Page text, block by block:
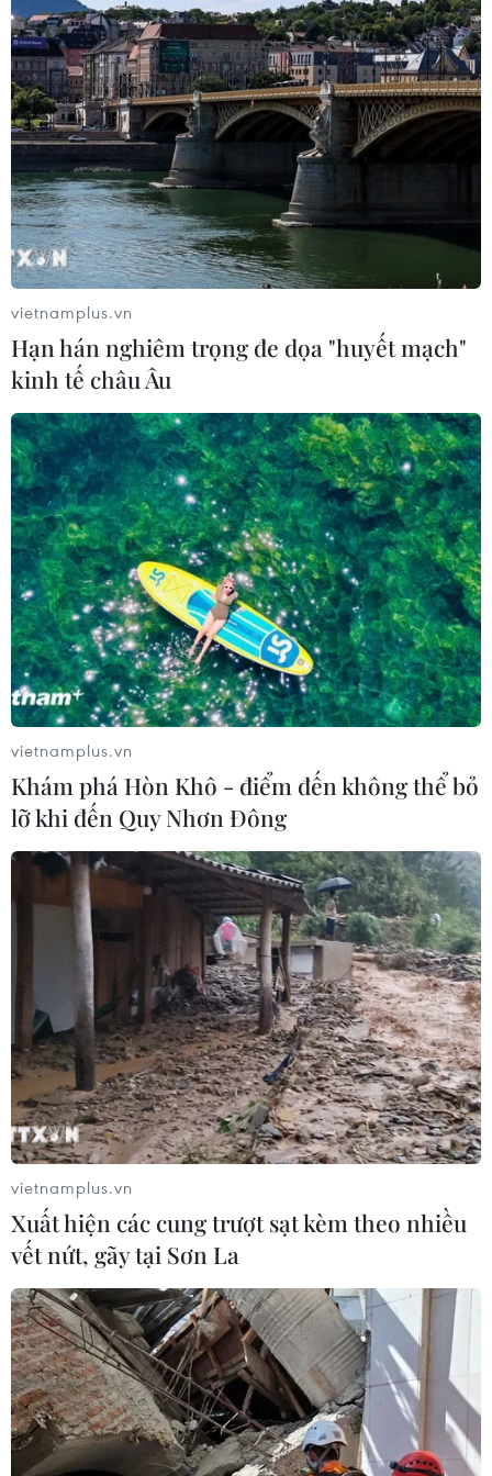
TIN CÙNG CHUYÊN MỤC
vietnamplus.vn
Hạn hán nghiêm trọng đe dọa "huyết mạch"
kinh tế châu Âu
vietnamplus.vn
Khám phá Hòn Khô - điểm đến không thể bỏ
lỡ khi đến Quy Nhơn Đông
vietnamplus.vn
Xuất hiện các cung trượt sạt kèm theo nhiều
vết nứt, gãy tại Sơn La